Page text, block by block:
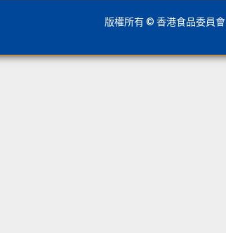
版權所有 © 香港食品委員會